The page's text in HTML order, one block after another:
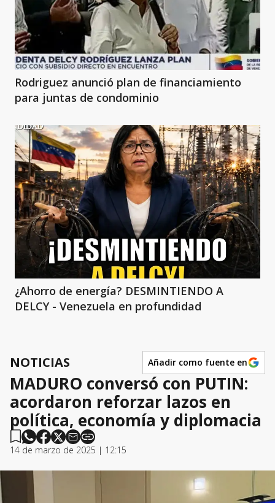
Rodriguez anunció plan de financiamiento
para juntas de condominio
¿Ahorro de energía? DESMINTIENDO A
DELCY - Venezuela en profundidad
NOTICIAS Añadir como fuente en
MADURO conversó con PUTIN:
acordaron reforzar lazos en
política, economía y diplomacia
14 de marzo de 2025 | 12:15